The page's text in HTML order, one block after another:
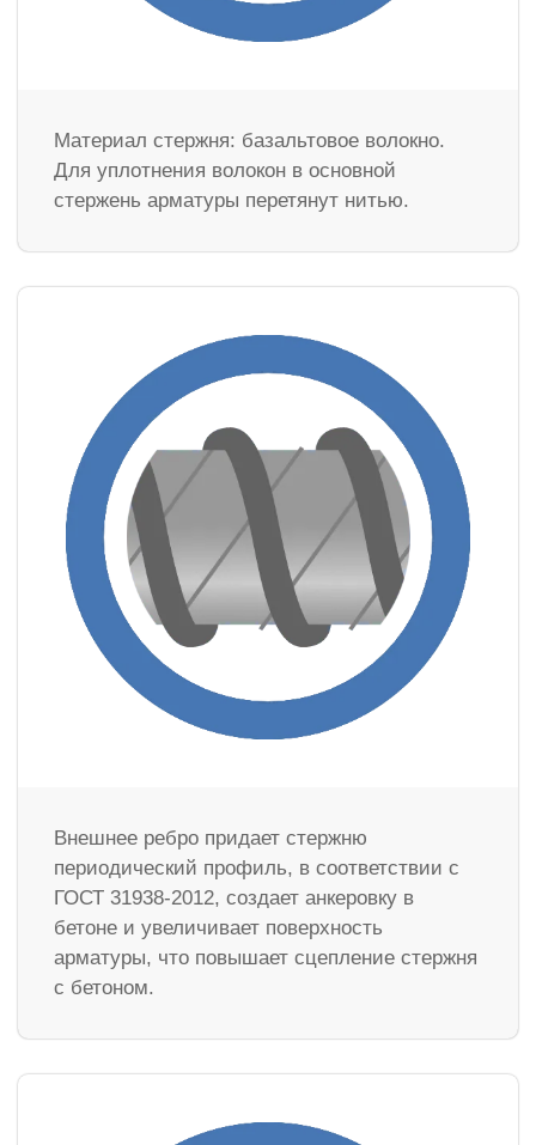
Материал стержня: базальтовое волокно.
Для уплотнения волокон в основной
стержень арматуры перетянут нитью.
Внешнее ребро придает стержню
периодический профиль, в соответствии с
ГОСТ 31938-2012, создает анкеровку в
бетоне и увеличивает поверхность
арматуры, что повышает сцепление стержня
с бетоном.